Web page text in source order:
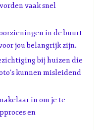
vaak snel
in de buurt
jou belangrijk zijn.
bij huizen die
kunnen misleidend
in om je te
en